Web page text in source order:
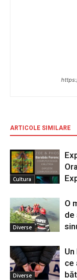
ARTICOLE SIMILARE
Cultura
Diverse
O
de
Diverse
ce